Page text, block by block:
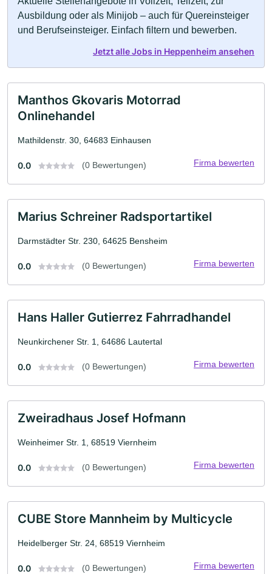
Ausbildung oder als Minijob – auch für Quereinsteiger
und Berufseinsteiger. Einfach filtern und bewerben.
Jetzt alle Jobs in Heppenheim ansehen
Manthos Gkovaris Motorrad
Onlinehandel
Mathildenstr. 30, 64683 Einhausen
0.0 (0 Bewertungen) Firma bewerten
Marius Schreiner Radsportartikel
Darmstädter Str. 230, 64625 Bensheim
0.0 (0 Bewertungen) Firma bewerten
Hans Haller Gutierrez Fahrradhandel
Neunkirchener Str. 1, 64686 Lautertal
0.0 (0 Bewertungen) Firma bewerten
Zweiradhaus Josef Hofmann
Weinheimer Str. 1, 68519 Viernheim
0.0 (0 Bewertungen) Firma bewerten
CUBE Store Mannheim by Multicycle
Heidelberger Str. 24, 68519 Viernheim
0.0 (0 Bewertungen) Firma bewerten